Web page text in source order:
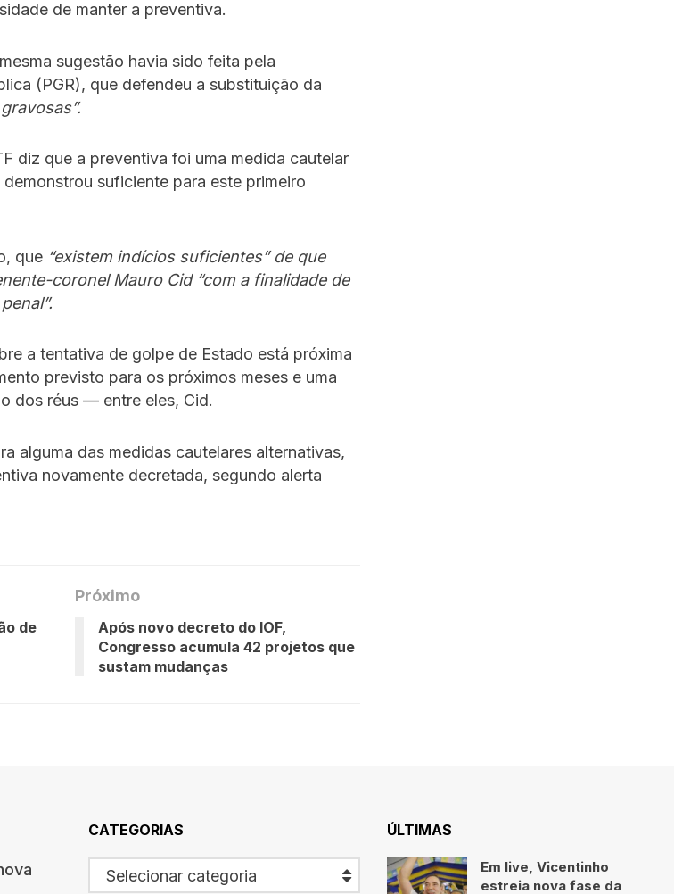
de manter a preventiva.
sugestão havia sido feita pela
(PGR), que defendeu a substituição da
diz que a preventiva foi uma medida cautelar
demonstrou suficiente para este primeiro
que “existem indícios suficientes” de que
coronel Mauro Cid “com a finalidade de
a tentativa de golpe de Estado está próxima
previsto para os próximos meses e uma
dos réus — entre eles, Cid.
alguma das medidas cautelares alternativas,
novamente decretada, segundo alerta
de
Próximo
Após novo decreto do IOF,
Congresso acumula 42 projetos que
sustam mudanças
CATEGORIAS
Selecionar categoria
ÚLTIMAS
Em live, Vicentinho
estreia nova fase da